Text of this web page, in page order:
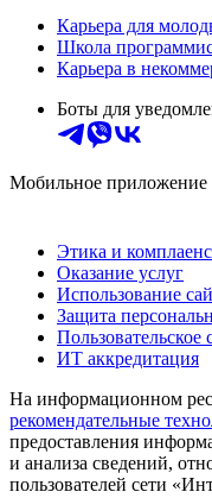
Карьера для
Школа
Карьера в
Боты для
Мобильное приложение
Этика и комплаенс
Оказание услуг
Использование
Защита
Пользовательское
ИТ аккредитация
На информационном
рекомендательные
предоставления
и анализа сведений,
пользователей сети